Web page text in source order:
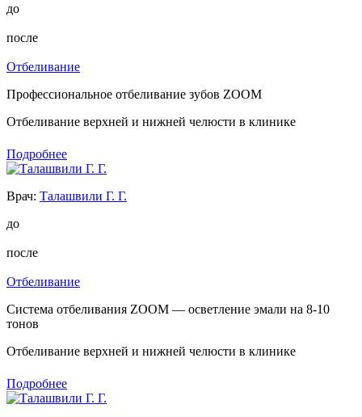
до
после
Отбеливание
Профессиональное отбеливание зубов ZOOM
Отбеливание верхней и нижней челюсти в клинике
Подробнее
Врач: Талашвили Г. Г.
до
после
Отбеливание
Система отбеливания ZOOM — осветление эмали на 8-10
тонов
Отбеливание верхней и нижней челюсти в клинике
Подробнее